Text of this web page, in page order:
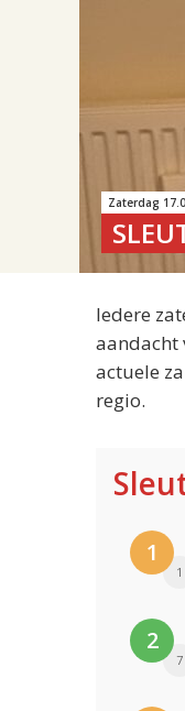
Zaterdag
Iedere
aandacht
actuele
regio.
1
1
2
7